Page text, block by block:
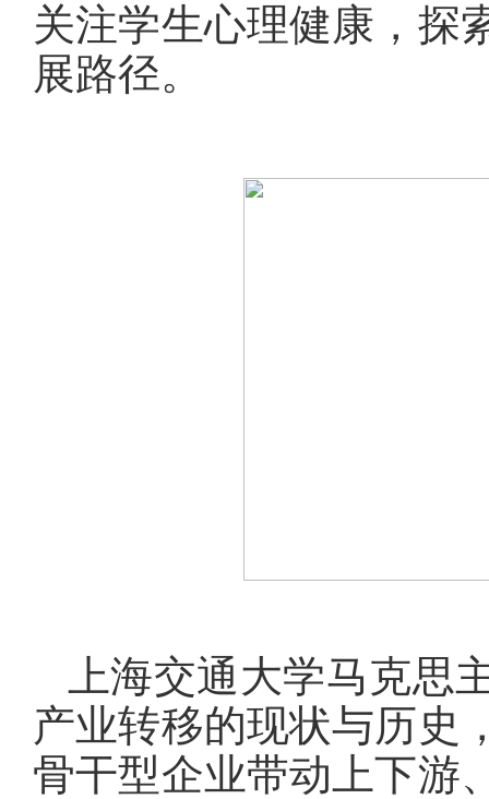
关注学生心理健康，探
展路径。
上海交通大学马克思
产业转移的现状与历史
骨干型企业带动上下游